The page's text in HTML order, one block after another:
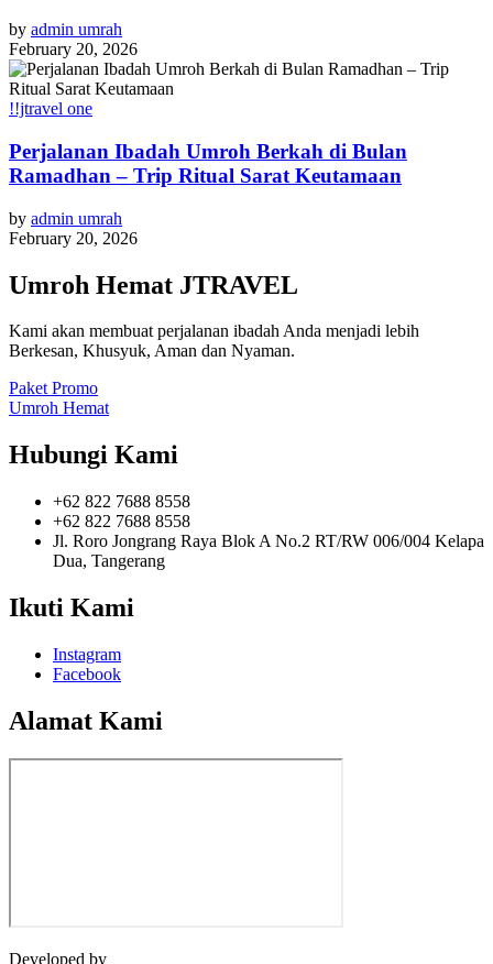
by admin umrah
February 20, 2026
!!jtravel one
Perjalanan Ibadah Umroh Berkah di Bulan
Ramadhan – Trip Ritual Sarat Keutamaan
by admin umrah
February 20, 2026
Umroh Hemat JTRAVEL
Kami akan membuat perjalanan ibadah Anda menjadi lebih
Berkesan, Khusyuk, Aman dan Nyaman.
Paket Promo
Umroh Hemat
Hubungi Kami
+62 822 7688 8558
+62 822 7688 8558
Jl. Roro Jongrang Raya Blok A No.2 RT/RW 006/004 Kelapa
Dua, Tangerang
Ikuti Kami
Instagram
Facebook
Alamat Kami
Developed by